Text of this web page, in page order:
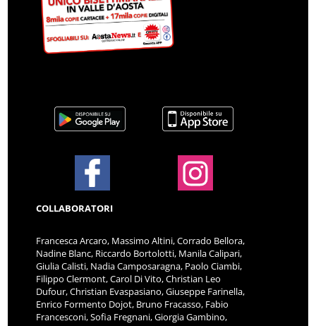
COLLABORATORI
Francesca Arcaro, Massimo Altini, Corrado Bellora,
Nadine Blanc, Riccardo Bortolotti, Manila Calipari,
Giulia Calisti, Nadia Camposaragna, Paolo Ciambi,
Filippo Clermont, Carol Di Vito, Christian Leo
Dufour, Christian Evaspasiano, Giuseppe Farinella,
Enrico Formento Dojot, Bruno Fracasso, Fabio
Francesconi, Sofia Fregnani, Giorgia Gambino,